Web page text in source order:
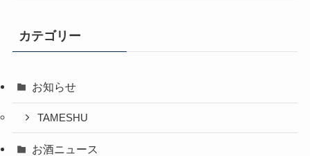
カテゴリー
お知らせ
TAMESHU
お酒ニュース